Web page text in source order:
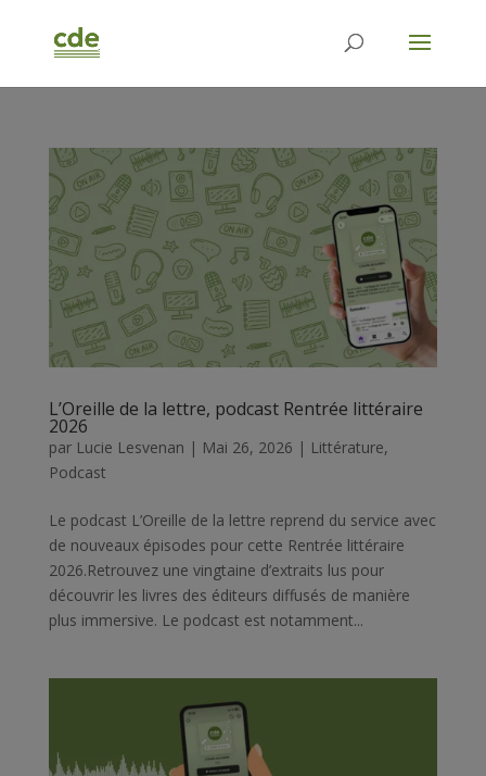
L’Oreille de la lettre, podcast Rentrée littéraire
2026
par Lucie Lesvenan | Mai 26, 2026 | Littérature,
Podcast
Le podcast L’Oreille de la lettre reprend du service avec
de nouveaux épisodes pour cette Rentrée littéraire
2026.Retrouvez une vingtaine d’extraits lus pour
découvrir les livres des éditeurs diffusés de manière
plus immersive. Le podcast est notamment...